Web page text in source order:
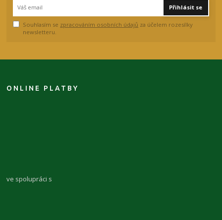
Přihlásit se
Souhlasím se zpracováním osobních údajů za účelem rozesílky
newsletteru.
ONLINE PLATBY
ve spolupráci s